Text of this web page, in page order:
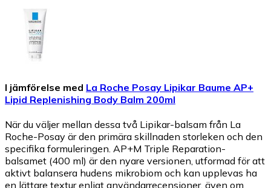
I jämförelse med La Roche Posay Lipikar Baume AP+
Lipid Replenishing Body Balm 200ml
När du väljer mellan dessa två Lipikar-balsam från La
Roche-Posay är den primära skillnaden storleken och den
specifika formuleringen. AP+M Triple Reparation-
balsamet (400 ml) är den nyare versionen, utformad för att
aktivt balansera hudens mikrobiom och kan upplevas ha
en lättare textur enligt användarrecensioner, även om